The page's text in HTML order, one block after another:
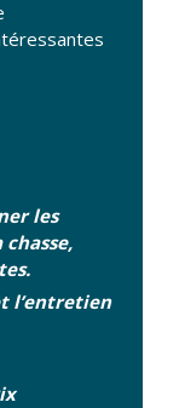
les
l’entretien